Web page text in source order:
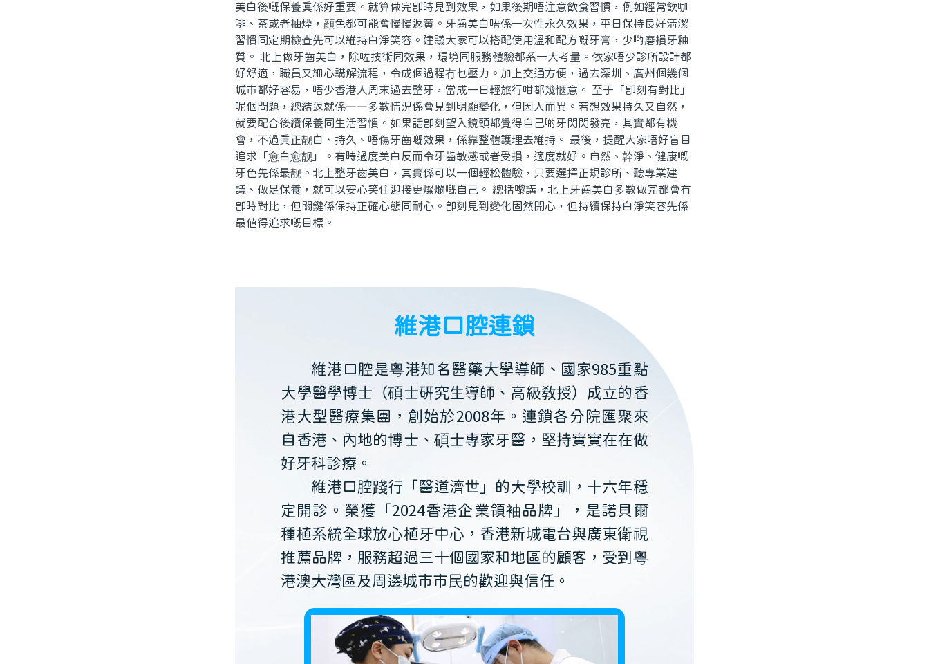
美白後嘅保養真係好重要。就算做完即時見到效果，如果後期唔注意飲食習慣，例如經常飲咖
啡、茶或者抽煙，顔色都可能會慢慢返黃。牙齒美白唔係一次性永久效果，平日保持良好清潔
習慣同定期檢查先可以維持白淨笑容。建議大家可以搭配使用溫和配方嘅牙膏，少啲磨損牙釉
質。 北上做牙齒美白，除咗技術同效果，環境同服務體驗都系一大考量。依家唔少診所設計都
好舒適，職員又細心講解流程，令成個過程冇乜壓力。加上交通方便，過去深圳、廣州個幾個
城市都好容易，唔少香港人周末過去整牙，當成一日輕旅行咁都幾惬意。 至于「即刻有對比」
呢個問題，總結返就係——多數情況係會見到明顯變化，但因人而異。若想效果持久又自然，
就要配合後續保養同生活習慣。如果話即刻望入鏡頭都覺得自己啲牙閃閃發亮，其實都有機
會，不過真正靓白、持久、唔傷牙齒嘅效果，係靠整體護理去維持。 最後，提醒大家唔好盲目
追求「愈白愈靓」。有時過度美白反而令牙齒敏感或者受損，適度就好。自然、幹淨、健康嘅
牙色先係最靓。北上整牙齒美白，其實係可以一個輕松體驗，只要選擇正規診所、聽專業建
議、做足保養，就可以安心笑住迎接更燦爛嘅自己。 總括嚟講，北上牙齒美白多數做完都會有
即時對比，但關鍵係保持正確心態同耐心。即刻見到變化固然開心，但持續保持白淨笑容先係
最值得追求嘅目標。
維港口腔連鎖
維港口腔是粵港知名醫藥大學導師、國家985重點
大學醫學博士（碩士研究生導師、高級教授）成立的香
港大型醫療集團，創始於2008年。連鎖各分院匯聚來
自香港、內地的博士、碩士專家牙醫，堅持實實在在做
好牙科診療。
維港口腔踐行「醫道濟世」的大學校訓，十六年穩
定開診。榮獲「2024香港企業領袖品牌」，是諾貝爾
種植系統全球放心植牙中心，香港新城電台與廣東衛視
推薦品牌，服務超過三十個國家和地區的顧客，受到粵
港澳大灣區及周邊城市市民的歡迎與信任。